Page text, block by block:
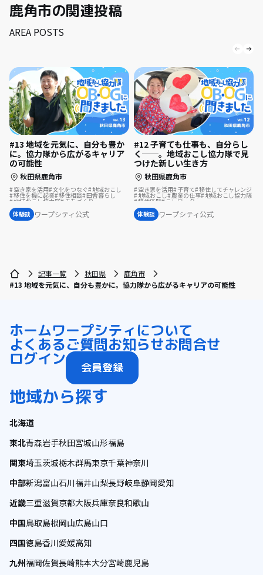
鹿角市の関連投稿
AREA POSTS
#13 地域を元気に、自分も豊か
に。協力隊から広がるキャリア
の可能性
秋田県鹿角市
空き家を活用 文化をつなぐ 地域おこし
移住を機に起業 移住相談 田舎暮らし
地域おこし協力隊 まちづくり
地域おこし協力隊に聞いてみた
体験談 ワープシティ公式
#12 子育ても仕事も、自分らし
く──。地域おこし協力隊で見
つけた新しい生き方
秋田県鹿角市
空き家を活用 子育て 移住してチャレンジ
地域おこし 農業の仕事 地域おこし協力隊
移住体験 テレワーク
地域おこし協力隊に聞いてみた
体験談 ワープシティ公式
記事一覧 秋田県
鹿角市
#13 地域を元気に、自分も豊かに。協力隊から広がるキャリアの可能性
ホームワープシティについて
よくあるご質問お知らせお問合せ
ログイン 会員登録
地域から探す
北海道
東北青森岩手秋田宮城山形福島
関東埼玉茨城栃木群馬東京千葉神奈川
中部新潟富山石川福井山梨長野岐阜静岡愛知
近畿三重滋賀京都大阪兵庫奈良和歌山
中国鳥取島根岡山広島山口
四国徳島香川愛媛高知
九州福岡佐賀長崎熊本大分宮崎鹿児島